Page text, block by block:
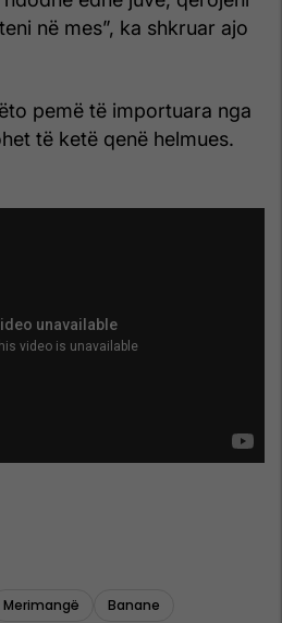
në mes”, ka shkruar ajo
pemë të importuara nga
të ketë qenë helmues.
Merimangë Banane